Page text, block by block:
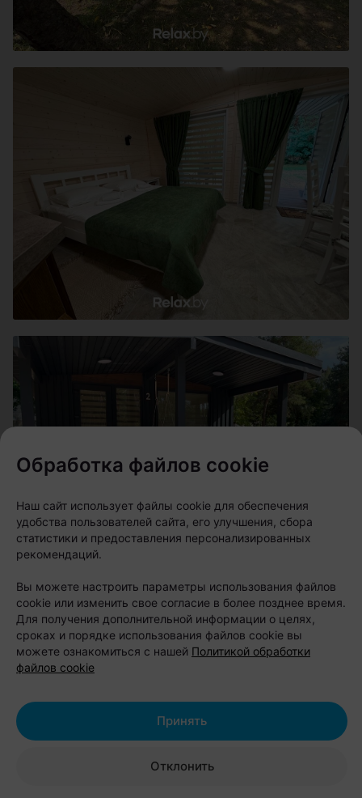
Если хочется совместить отдых на природе с
активными развлечениями, стоит обратить
внимание на базу отдыха «Парк Полянка». Она
окружении леса, всего в 15 минутах езды от
Бреста.
Для проживания предлагают семейные коттеджи,
Обработка файлов cookie
Наш сайт использует файлы cookie для обеспечения
удобства пользователей сайта, его улучшения, сбора
статистики и предоставления персонализированных
рекомендаций.
Вы можете настроить параметры использования файлов
cookie или изменить свое согласие в более позднее время.
Для получения дополнительной информации о целях,
сроках и порядке использования файлов cookie вы
можете ознакомиться с нашей Политикой обработки
файлов cookie
Отклонить
Принять